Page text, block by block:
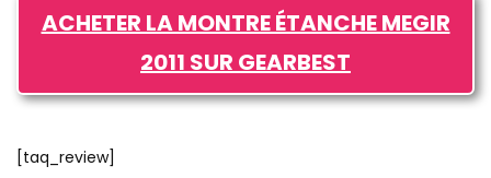
ACHETER LA MONTRE ÉTANCHE MEGIR
2011 SUR GEARBEST
[taq_review]